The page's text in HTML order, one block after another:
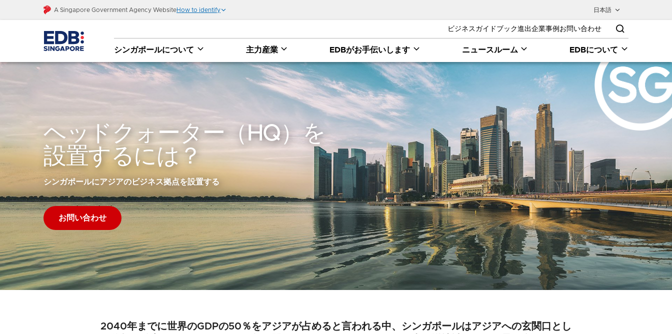
A Singapore Government Agency WebsiteHow to identify 日本語
ビジネスガイドブック進出企業事例 お問い合わせ
シンガポールについて 主力産業 EDBがお手伝いします ニュースルーム EDBについて
ヘッドクォーター（HQ）を
設置するには？
シンガポールにアジアのビジネス拠点を設置する
お問い合わせ
2040年までに世界のGDPの50％をアジアが占めると言われる中、シンガポールはアジアへの玄関口とし